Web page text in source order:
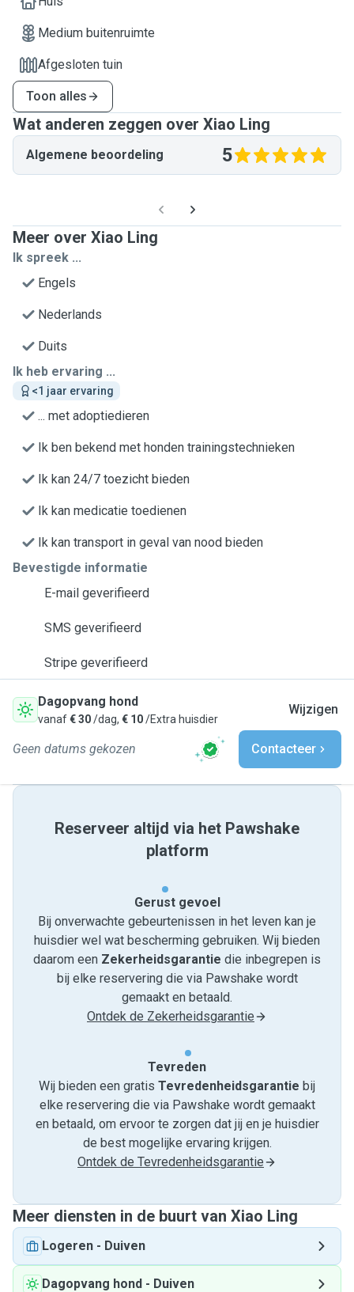
Medium buitenruimte
Afgesloten tuin
Toon alles
Wat anderen zeggen over Xiao Ling
Algemene beoordeling 5
Meer over Xiao Ling
Ik spreek ...
Engels
Nederlands
Duits
Ik heb ervaring ...
<1 jaar ervaring
... met adoptiedieren
Ik ben bekend met honden trainingstechnieken
Ik kan 24/7 toezicht bieden
Ik kan medicatie toedienen
Ik kan transport in geval van nood bieden
Bevestigde informatie
E-mail geverifieerd
SMS geverifieerd
Stripe geverifieerd
Dagopvang hond
vanaf€ 30/dag, € 10/Extra huisdier
Wijzigen
Geen datums gekozen Contacteer
Reserveer altijd via het Pawshake
platform
Gerust gevoel
Bij onverwachte gebeurtenissen in het leven kan je
huisdier wel wat bescherming gebruiken. Wij bieden
daarom een Zekerheidsgarantie die inbegrepen is
bij elke reservering die via Pawshake wordt
gemaakt en betaald.
Ontdek de Zekerheidsgarantie
Tevreden
Wij bieden een gratis Tevredenheids­garantie bij
elke reservering die via Pawshake wordt gemaakt
en betaald, om ervoor te zorgen dat jij en je huisdier
de best mogelijke ervaring krijgen.
Ontdek de Tevredenheidsgarantie
Meer diensten in de buurt van Xiao Ling
Logeren - Duiven
Dagopvang hond - Duiven